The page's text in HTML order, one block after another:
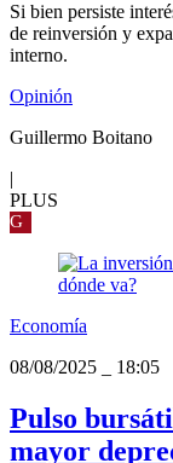
Si bien persiste
de reinversión y
interno.
Opinión
Guillermo Boitano
PLUS
G
Economía
08/08/2025
18:05
Pulso
mayor